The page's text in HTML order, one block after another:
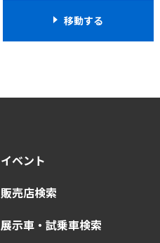
移動する
イベント
販売店検索
展示車・試乗車検索